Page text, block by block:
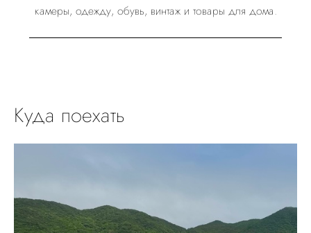
камеры, одежду, обувь, винтаж и товары для дома.
Куда поехать